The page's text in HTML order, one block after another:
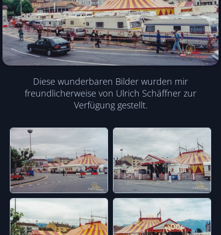
Diese wunderbaren Bilder wurden mir
freundlicherweise von Ulrich Schäffner zur
Verfügung gestellt.